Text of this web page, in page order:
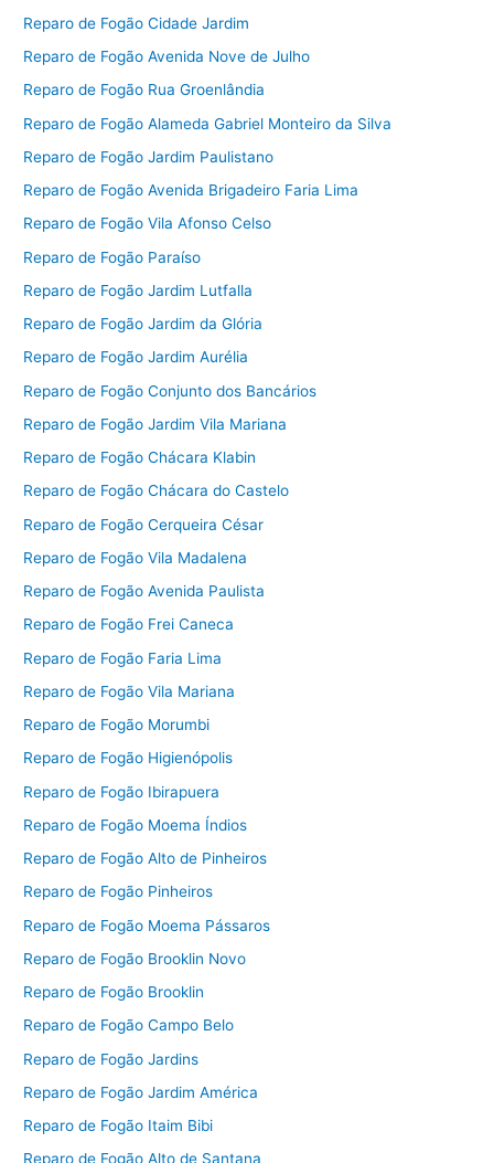
Reparo de Fogão Cidade Jardim
Reparo de Fogão Avenida Nove de Julho
Reparo de Fogão Rua Groenlândia
Reparo de Fogão Alameda Gabriel Monteiro da Silva
Reparo de Fogão Jardim Paulistano
Reparo de Fogão Avenida Brigadeiro Faria Lima
Reparo de Fogão Vila Afonso Celso
Reparo de Fogão Paraíso
Reparo de Fogão Jardim Lutfalla
Reparo de Fogão Jardim da Glória
Reparo de Fogão Jardim Aurélia
Reparo de Fogão Conjunto dos Bancários
Reparo de Fogão Jardim Vila Mariana
Reparo de Fogão Chácara Klabin
Reparo de Fogão Chácara do Castelo
Reparo de Fogão Cerqueira César
Reparo de Fogão Vila Madalena
Reparo de Fogão Avenida Paulista
Reparo de Fogão Frei Caneca
Reparo de Fogão Faria Lima
Reparo de Fogão Vila Mariana
Reparo de Fogão Morumbi
Reparo de Fogão Higienópolis
Reparo de Fogão Ibirapuera
Reparo de Fogão Moema Índios
Reparo de Fogão Alto de Pinheiros
Reparo de Fogão Pinheiros
Reparo de Fogão Moema Pássaros
Reparo de Fogão Brooklin Novo
Reparo de Fogão Brooklin
Reparo de Fogão Campo Belo
Reparo de Fogão Jardins
Reparo de Fogão Jardim América
Reparo de Fogão Itaim Bibi
Reparo de Fogão Alto de Santana